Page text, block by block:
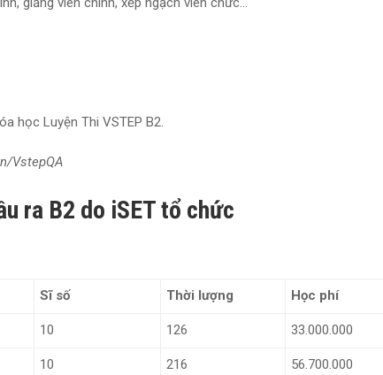
học Luyện Thi VSTEP B2.
VstepQA
ra B2 do iSET tổ chức
Sĩ số Thời lượng Học phí
10 126 33.000.000
10 216 56.700.000